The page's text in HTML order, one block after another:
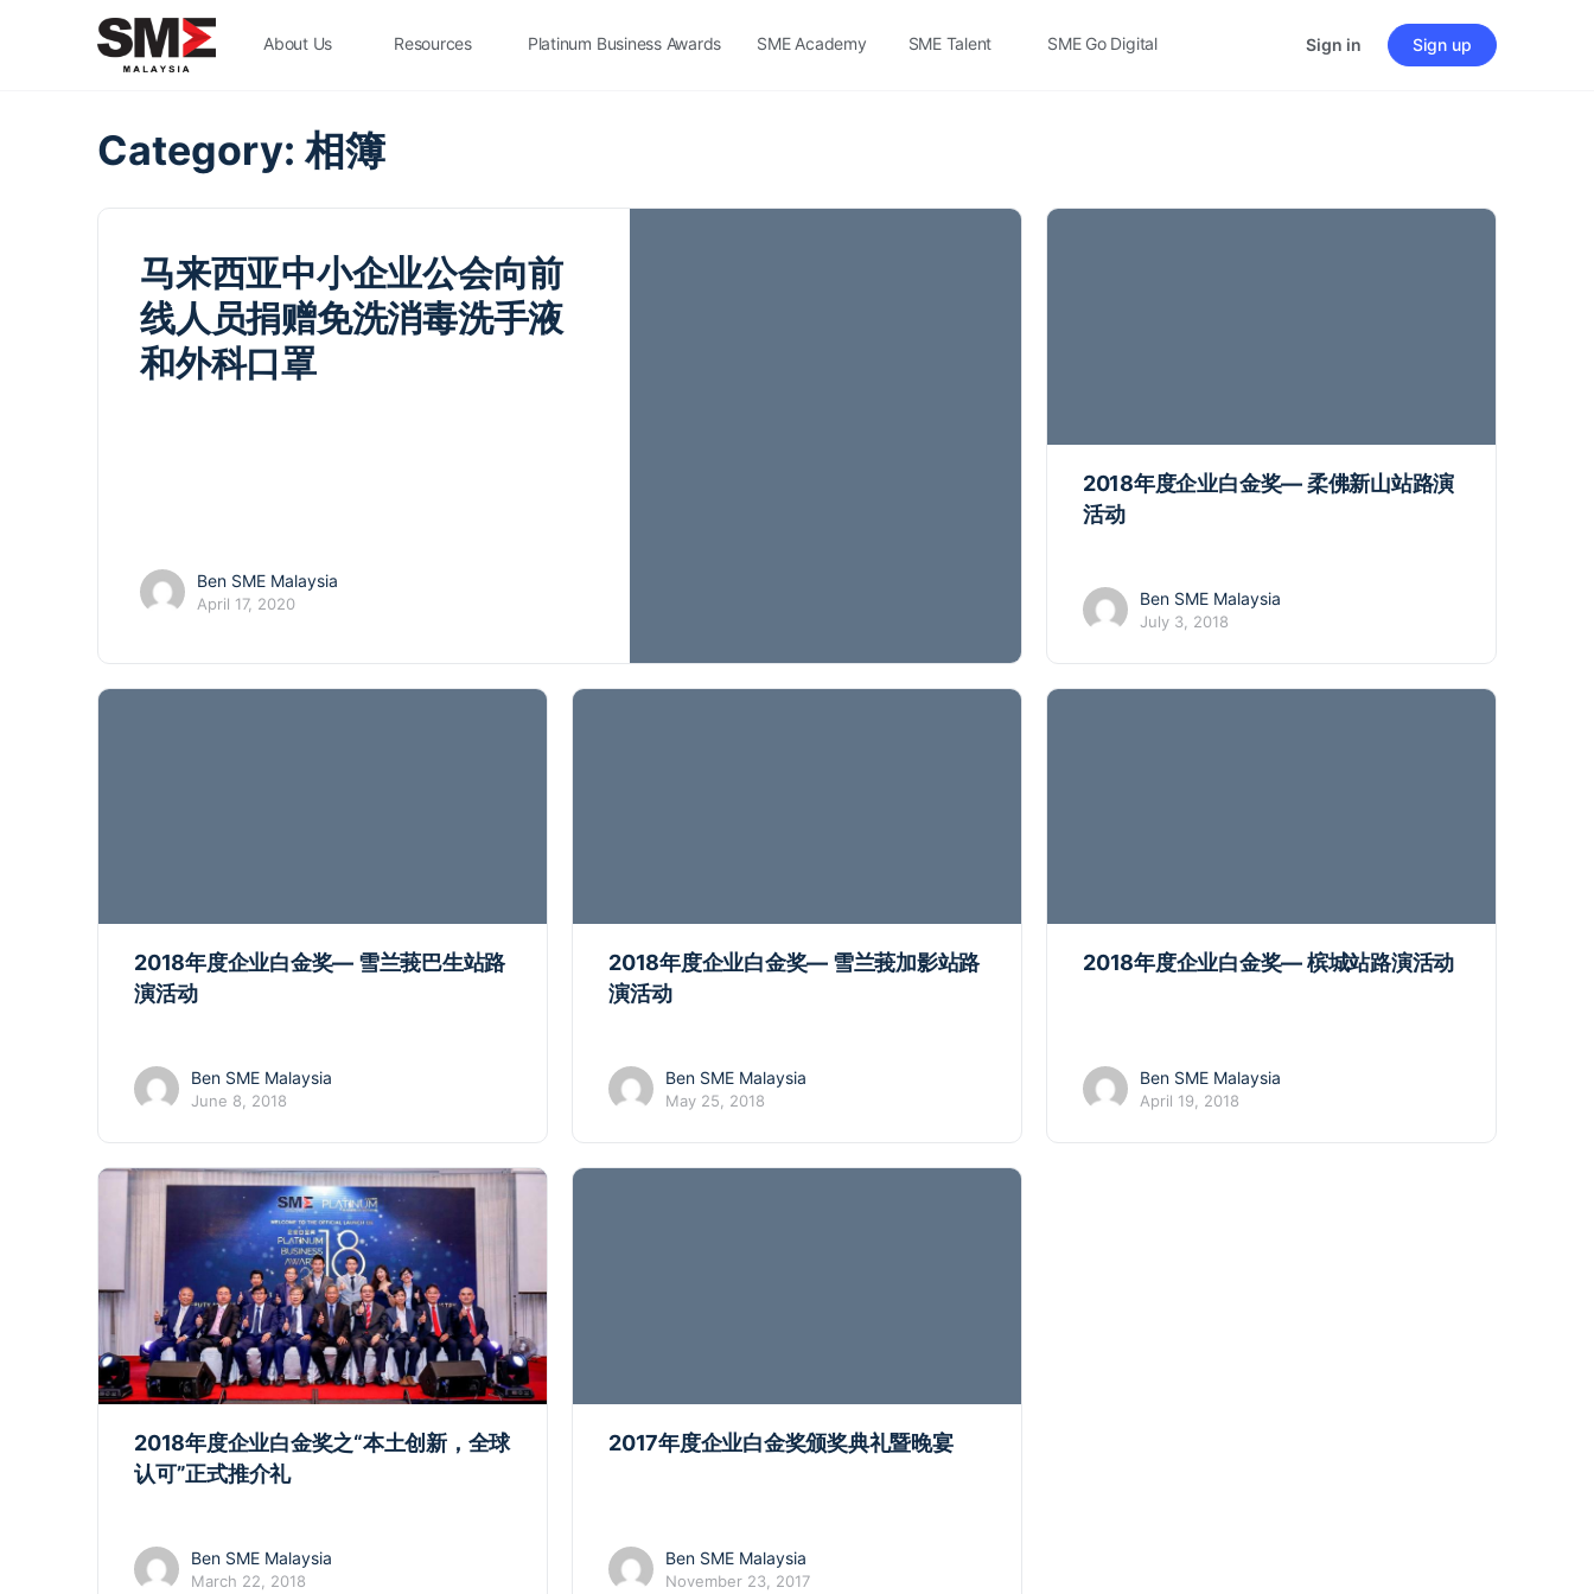
About Us Resources Platinum Business Awards SME Academy SME Talent SME Go Digital Sign in Sign up
Category: 相簿
马来西亚中小企业公会向前
线人员捐赠免洗消毒洗手液
和外科口罩
Ben SME Malaysia
April 17, 2020
2018年度企业白金奖— 柔佛新山站路演
活动
Ben SME Malaysia
July 3, 2018
2018年度企业白金奖— 雪兰莪巴生站路
演活动
Ben SME Malaysia
June 8, 2018
2018年度企业白金奖— 雪兰莪加影站路
演活动
Ben SME Malaysia
May 25, 2018
2018年度企业白金奖— 槟城站路演活动
Ben SME Malaysia
April 19, 2018
2018年度企业白金奖之“本土创新，全球
认可”正式推介礼
Ben SME Malaysia
March 22, 2018
2017年度企业白金奖颁奖典礼暨晚宴
Ben SME Malaysia
November 23, 2017